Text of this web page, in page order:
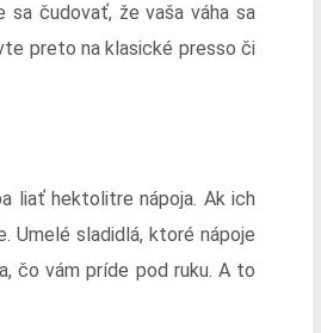
čudovať, že vaša váha sa
preto na klasické presso či
liať hektolitre nápoja. Ak ich
Umelé sladidlá, ktoré nápoje
čo vám príde pod ruku. A to